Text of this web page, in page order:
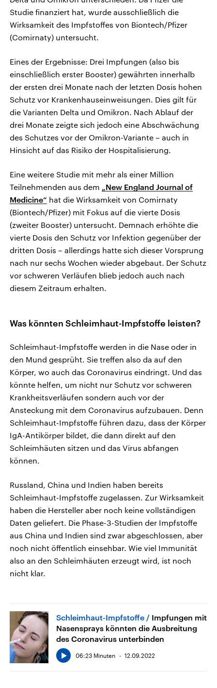
Studie finanziert hat, wurde ausschließlich die
Wirksamkeit des Impfstoffes von Biontech/Pfizer
(Comirnaty) untersucht.
Eines der Ergebnisse: Drei Impfungen (also bis
einschließlich erster Booster) gewährten innerhalb
der ersten drei Monate nach der letzten Dosis hohen
Schutz vor Krankenhauseinweisungen. Dies gilt für
die Varianten Delta und Omikron. Nach Ablauf der
drei Monate zeigte sich jedoch eine Abschwächung
des Schutzes vor der Omikron-Variante – auch in
Hinsicht auf das Risiko der Hospitalisierung.
Eine weitere Studie mit mehr als einer Million
Teilnehmenden aus dem „New England Journal of
Medicine“ hat die Wirksamkeit von Comirnaty
(Biontech/Pfizer) mit Fokus auf die vierte Dosis
(zweiter Booster) untersucht. Demnach erhöhte die
vierte Dosis den Schutz vor Infektion gegenüber der
dritten Dosis – allerdings hatte sich dieser Vorsprung
nach nur sechs Wochen wieder abgebaut. Der Schutz
vor schweren Verläufen blieb jedoch auch nach
diesem Zeitraum erhalten.
Was könnten Schleimhaut-Impfstoffe leisten?
Schleimhaut-Impfstoffe werden in die Nase oder in
den Mund gesprüht. Sie treffen also da auf den
Körper, wo auch das Coronavirus eindringt. Und das
könnte helfen, um nicht nur Schutz vor schweren
Krankheitsverläufen sondern auch vor der
Ansteckung mit dem Coronavirus aufzubauen. Denn
Schleimhaut-Impfstoffe führen dazu, dass der Körper
IgA-Antikörper bildet, die dann direkt auf den
Schleimhäuten sitzen und das Virus abfangen
können.
Russland, China und Indien haben bereits
Schleimhaut-Impfstoffe zugelassen. Zur Wirksamkeit
haben die Hersteller aber noch keine vollständigen
Daten geliefert. Die Phase-3-Studien der Impfstoffe
aus China und Indien sind zwar abgeschlossen, aber
noch nicht öffentlich einsehbar. Wie viel Immunität
also an den Schleimhäuten erzeugt wird, ist noch
nicht klar.
Schleimhaut-Impfstoffe
Impfungen mit
Nasensprays könnten die Ausbreitung
des Coronavirus unterbinden
06:23 Minuten 12.09.2022